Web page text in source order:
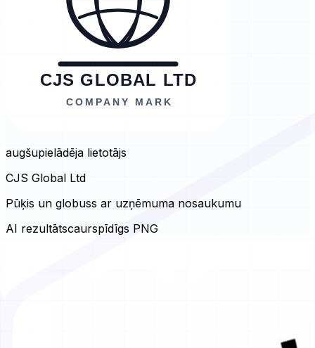
augšupielādēja lietotājs
CJS Global Ltd
Pūķis un globuss ar uzņēmuma nosaukumu
AI rezultātscaurspīdīgs PNG